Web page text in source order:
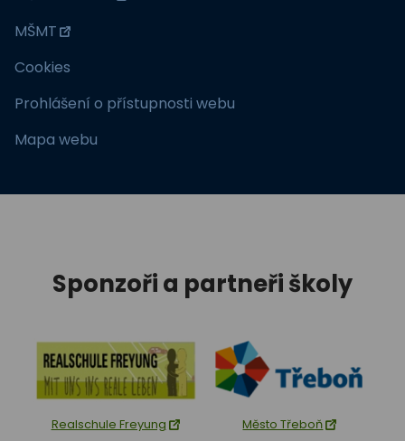
MŠMT
Cookies
Prohlášení o přístupnosti webu
Mapa webu
Sponzoři a partneři školy
Realschule Freyung Město Třeboň